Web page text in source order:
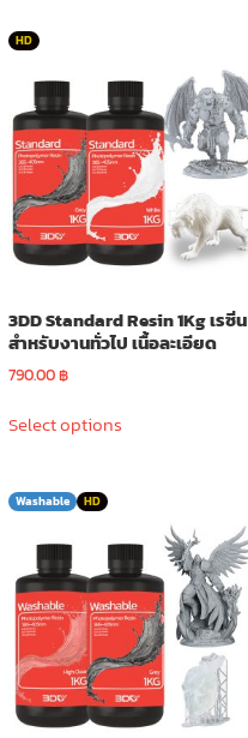
HD
3DD Standard Resin 1Kg เรซิ่น
สำหรับงานทั่วไป เนื้อละเอียด
790.00฿
Select optionsproduct
The
options
may
be
chosen
on
the
product
Washable HD